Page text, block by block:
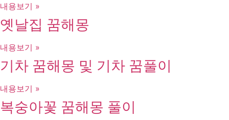
내용보기 »
옛날집 꿈해몽
내용보기 »
기차 꿈해몽 및 기차 꿈풀이
내용보기 »
복숭아꽃 꿈해몽 풀이